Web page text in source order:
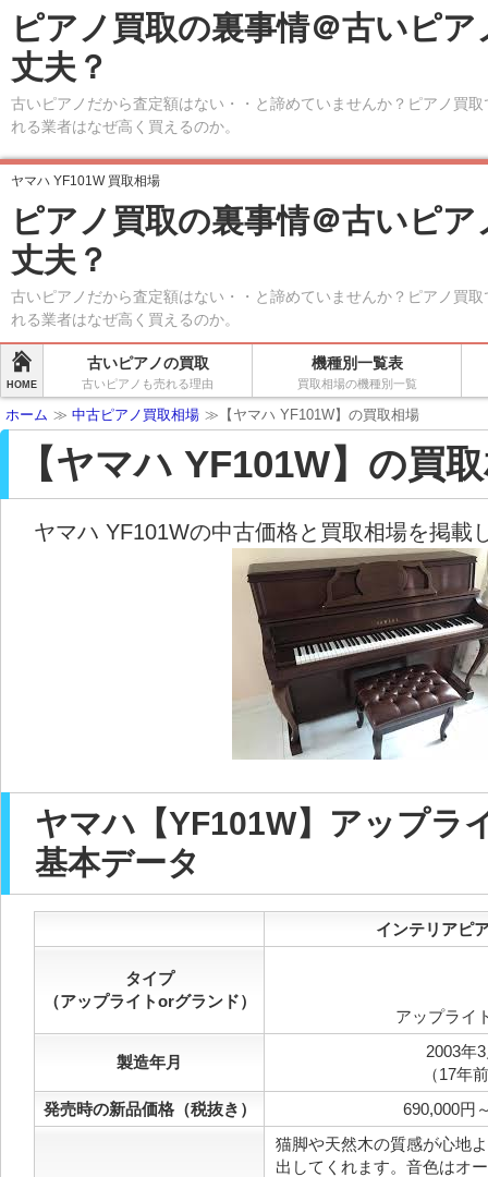
ピアノ買取の裏事情＠古いピア
丈夫？
古いピアノだから査定額はない・・と諦めていませんか？ピアノ買
れる業者はなぜ高く買えるのか。
ヤマハ YF101W 買取相場
ピアノ買取の裏事情＠古いピア
丈夫？
古いピアノだから査定額はない・・と諦めていませんか？ピアノ買
れる業者はなぜ高く買えるのか。
HOME
古いピアノの買取
古いピアノも売れる理由
機種別一覧表
買取相場の機種別一覧
ホーム ≫ 中古ピアノ買取相場 ≫【ヤマハ YF101W】の買取相場
【ヤマハ YF101W】の買
ヤマハ YF101Wの中古価格と買取相場を掲載
ヤマハ【YF101W】アップラ
基本データ
インテリアピ
タイプ
（アップライトorグランド）
アップライ
製造年月
2003年
（17年
発売時の新品価格（税抜き）
690,000円
猫脚や天然木の質感が心地
出してくれます。音色はオ